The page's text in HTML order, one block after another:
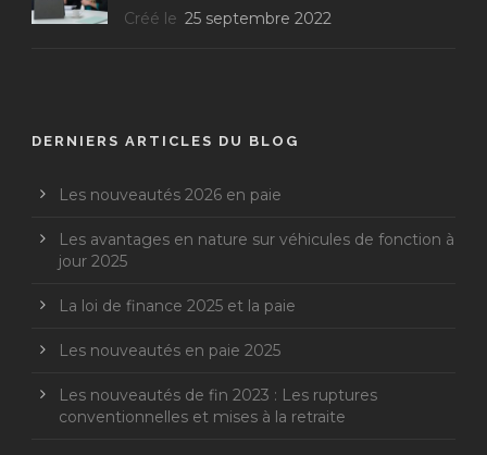
Créé le 25 septembre 2022
DERNIERS ARTICLES DU BLOG
Les nouveautés 2026 en paie
Les avantages en nature sur véhicules de fonction à
jour 2025
La loi de finance 2025 et la paie
Les nouveautés en paie 2025
Les nouveautés de fin 2023 : Les ruptures
conventionnelles et mises à la retraite